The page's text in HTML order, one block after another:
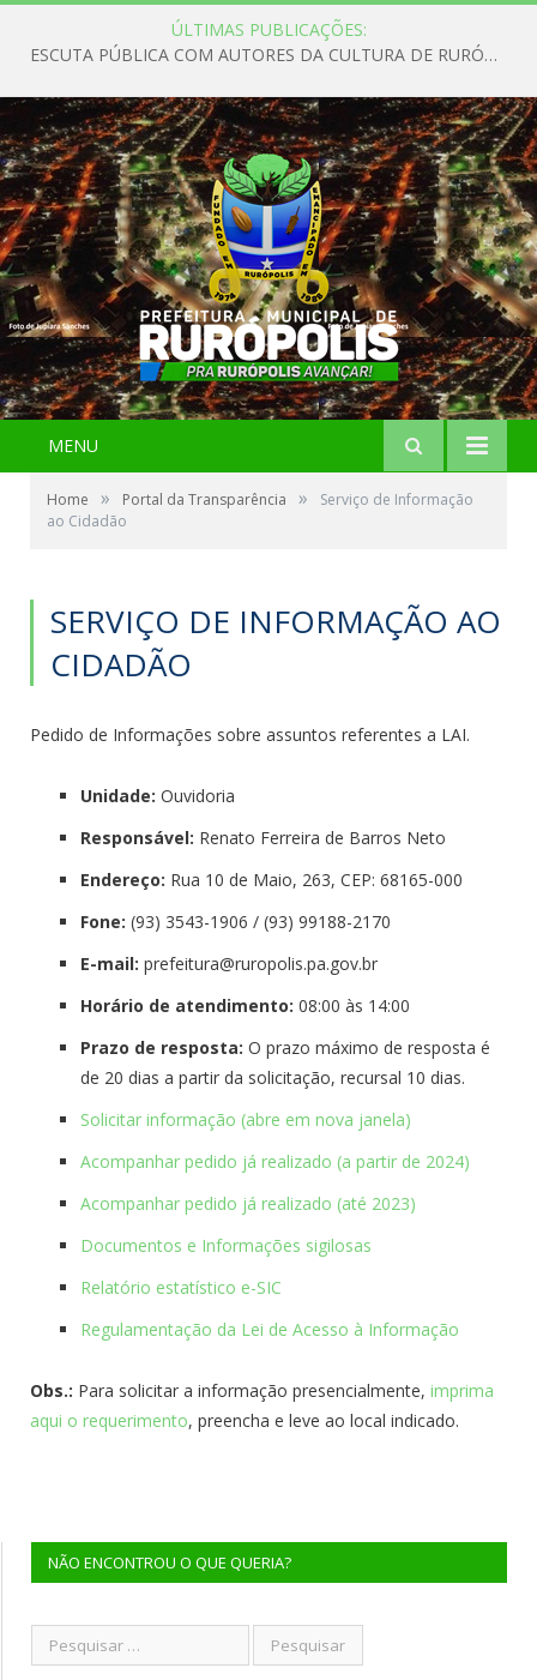
ÚLTIMAS PUBLICAÇÕES:
ESCUTA PÚBLICA COM AUTORES DA CULTURA DE RURÓPOLIS
MENU
Home » Portal da Transparência »
Serviço de Informação
ao Cidadão
SERVIÇO DE INFORMAÇÃO AO
CIDADÃO
Pedido de Informações sobre assuntos referentes a LAI.
Unidade: Ouvidoria
Responsável: Renato Ferreira de Barros Neto
Endereço: Rua 10 de Maio, 263, CEP: 68165-000
Fone: (93) 3543-1906 / (93) 99188-2170
E-mail: prefeitura@ruropolis.pa.gov.br
Horário de atendimento: 08:00 às 14:00
Prazo de resposta: O prazo máximo de resposta é
de 20 dias a partir da solicitação, recursal 10 dias.
Solicitar informação (abre em nova janela)
Acompanhar pedido já realizado (a partir de 2024)
Acompanhar pedido já realizado (até 2023)
Documentos e Informações sigilosas
Relatório estatístico e-SIC
Regulamentação da Lei de Acesso à Informação
Obs.: Para solicitar a informação presencialmente, imprima
aqui o requerimento, preencha e leve ao local indicado.
NÃO ENCONTROU O QUE QUERIA?